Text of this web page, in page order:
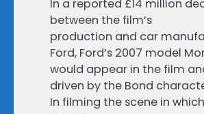
In a reported £14 million
between the film’s
production and car
Ford, Ford’s 2007 model
would appear in the film
driven by the Bond
In filming the scene in